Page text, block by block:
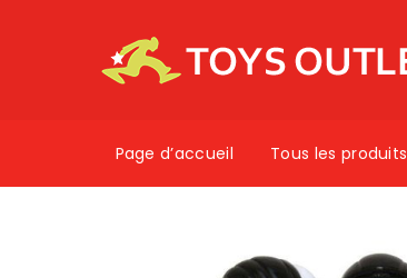
Page d’accueil Tous les produits